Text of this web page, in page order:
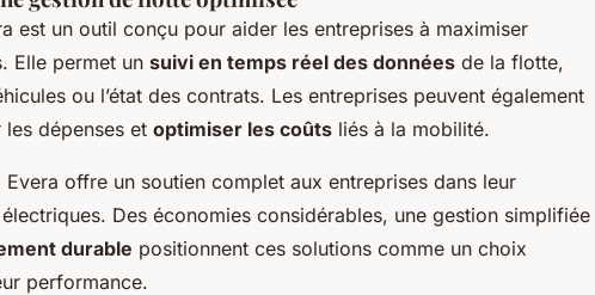
est un outil conçu pour aider les entreprises à maximiser
Elle permet un suivi en temps réel des données de la flotte,
ou l’état des contrats. Les entreprises peuvent également
dépenses et optimiser les coûts liés à la mobilité.
offre un soutien complet aux entreprises dans leur
Des économies considérables, une gestion simplifiée
durable positionnent ces solutions comme un choix
performance.